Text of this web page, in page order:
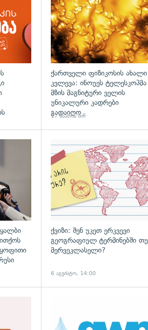
ქართველი ფიზიკოსის ახალი
კვლევა: ინოუეს ტელესკოპმა
მზის მაგნიტური ველის
უნიკალური კადრები
გადაიღო
17 საათის წინ
გადახედვა
ქვიზი: შენ უკეთ ერკვევი
გეოგრაფიულ ტერმინებში თუ
მერვეკლასელი?
6 აგვისტო, 14:00